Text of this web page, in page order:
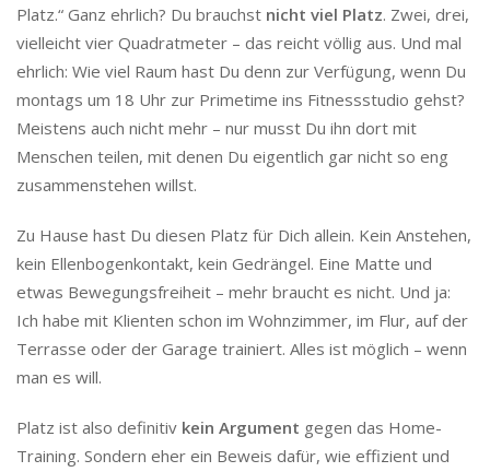
Platz.“ Ganz ehrlich? Du brauchst nicht viel Platz. Zwei, drei,
vielleicht vier Quadratmeter – das reicht völlig aus. Und mal
ehrlich: Wie viel Raum hast Du denn zur Verfügung, wenn Du
montags um 18 Uhr zur Primetime ins Fitnessstudio gehst?
Meistens auch nicht mehr – nur musst Du ihn dort mit
Menschen teilen, mit denen Du eigentlich gar nicht so eng
zusammenstehen willst.
Zu Hause hast Du diesen Platz für Dich allein. Kein Anstehen,
kein Ellenbogenkontakt, kein Gedrängel. Eine Matte und
etwas Bewegungsfreiheit – mehr braucht es nicht. Und ja:
Ich habe mit Klienten schon im Wohnzimmer, im Flur, auf der
Terrasse oder der Garage trainiert. Alles ist möglich – wenn
man es will.
Platz ist also definitiv kein Argument gegen das Home-
Training. Sondern eher ein Beweis dafür, wie effizient und